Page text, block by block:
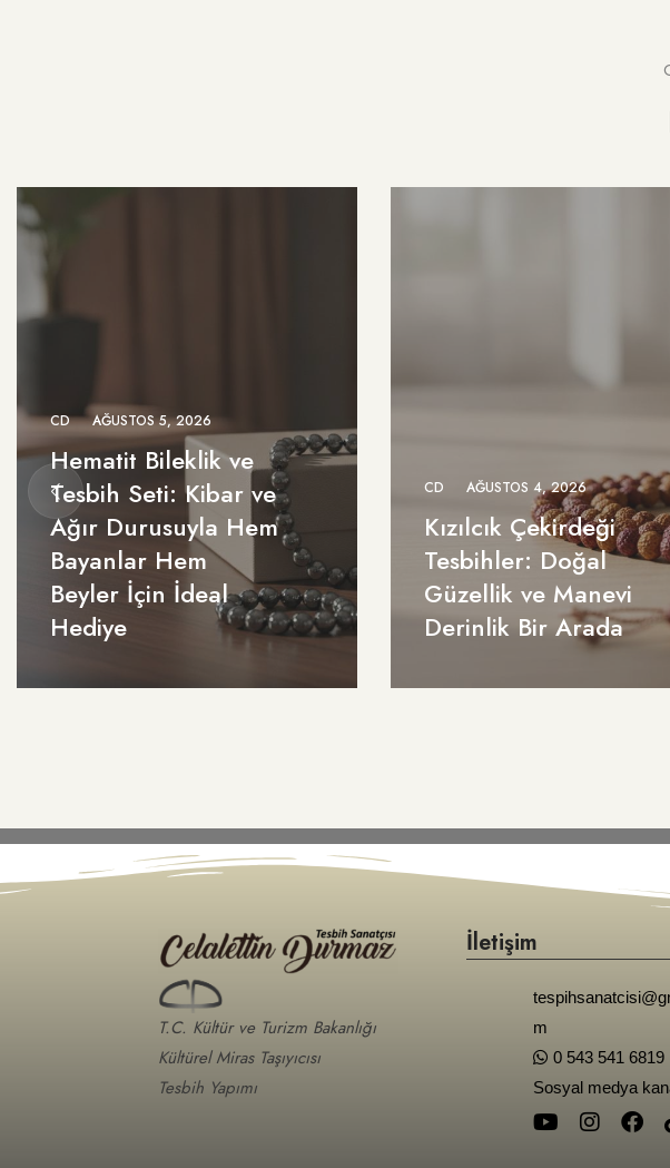
CD AĞUSTOS 5, 2026
Hematit Bileklik ve
Tesbih Seti: Kibar ve
Ağır Durusuyla Hem
Bayanlar Hem
Beyler İçin İdeal
Hediye
CD AĞUSTOS 4, 2026
Kızılcık Çekirdeği
Tesbihler: Doğal
Güzellik ve Manevi
Derinlik Bir Arada
T.C. Kültür ve Turizm Bakanlığı
Kültürel Miras Taşıyıcısı
Tesbih Yapımı
İletişim
m
0 543 541 6819
Sosyal medya